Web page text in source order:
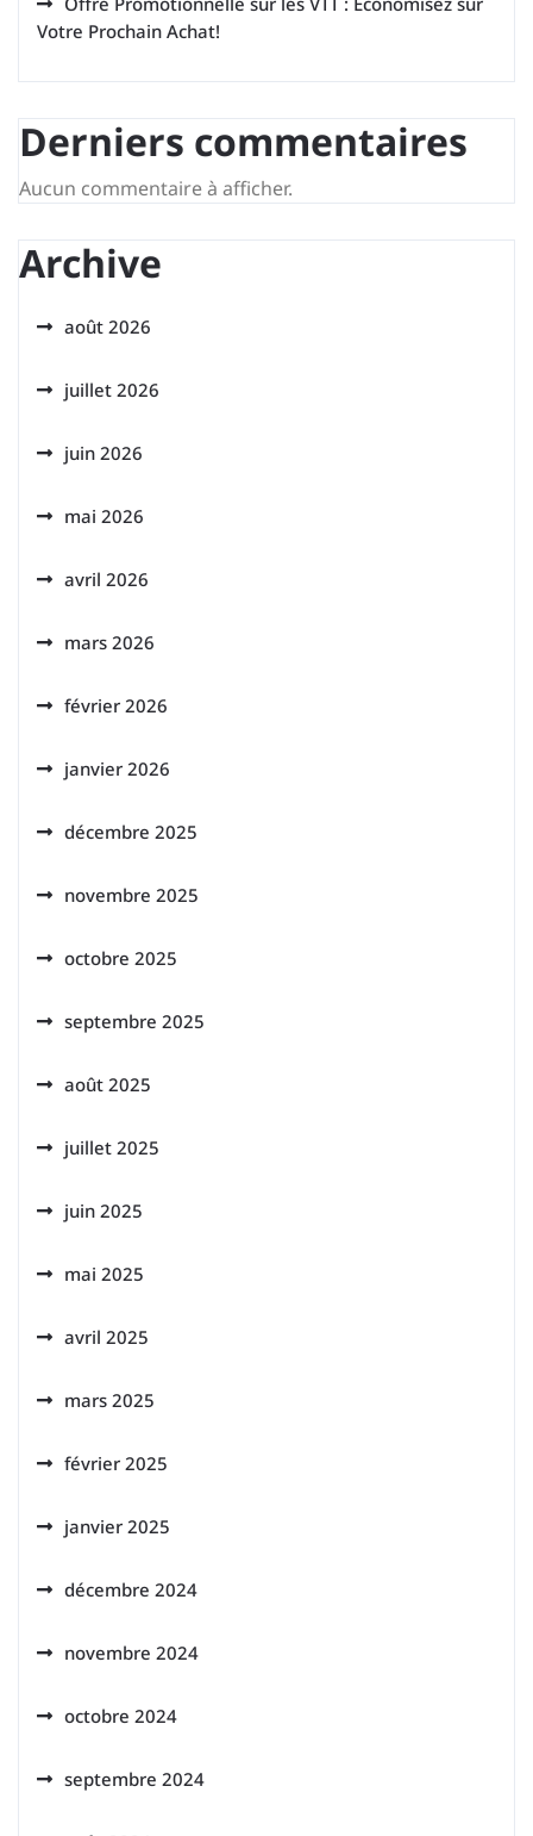
Votre Prochain Achat!
Derniers commentaires
Aucun commentaire à afficher.
Archive
août 2026
juillet 2026
juin 2026
mai 2026
avril 2026
mars 2026
février 2026
janvier 2026
décembre 2025
novembre 2025
octobre 2025
septembre 2025
août 2025
juillet 2025
juin 2025
mai 2025
avril 2025
mars 2025
février 2025
janvier 2025
décembre 2024
novembre 2024
octobre 2024
septembre 2024